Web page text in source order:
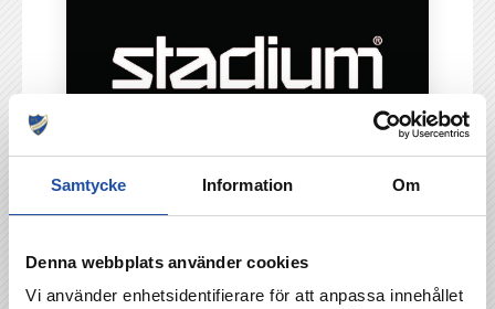
Samtycke Information Om
Denna webbplats använder cookies
Vi använder enhetsidentifierare för att anpassa innehållet